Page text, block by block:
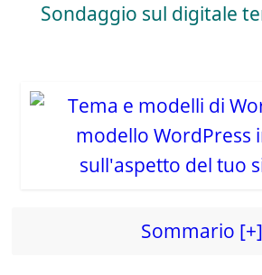
y
V
d
Sondaggio sul digitale
Sommario [+]